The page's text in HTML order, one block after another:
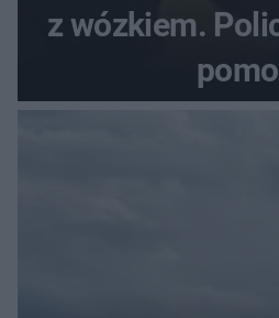
z wózkiem.